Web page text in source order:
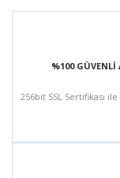
%100 GÜVENLİ
256bit SSL Sertifikası